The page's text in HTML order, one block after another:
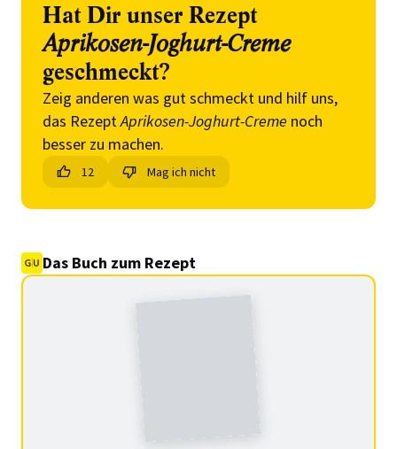
Hat Dir unser Rezept
Aprikosen-Joghurt-Creme
geschmeckt?
Zeig anderen was gut schmeckt und hilf uns,
das RezeptAprikosen-Joghurt-Creme noch
besser zu machen.
12 Mag ich nicht
Das Buch zum Rezept